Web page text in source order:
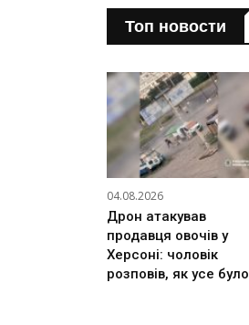
Топ новости
04.08.2026
Дрон атакував
продавця овочів у
Херсоні: чоловік
розповів, як усе було